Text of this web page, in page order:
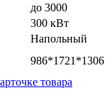
до 3000
300 кВт
Напольный
986*1721*1306
товара